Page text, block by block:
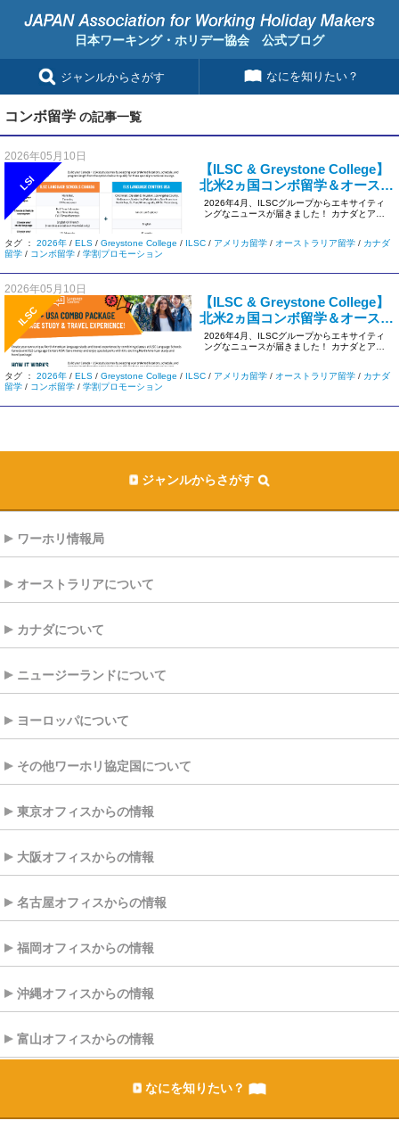
日本ワーキング・ホリデー協会 公式ブログ
ジャンルからさがす なにを知りたい？
コンボ留学 の記事一覧
2026年05月10日
LSI
【ILSC & Greystone College】
北米2ヵ国コンボ留学＆オースト
ラリア最新運用アップデート
2026年4月、ILSCグループからエキサイティ
ングなニュースが届きました！ カナダとアメ
タグ ： 2026年 / ELS / Greystone College / ILSC / アメリカ留学 / オーストラリア留学 / カナダ
留学 / コンボ留学 / 学割プロモーション
2026年05月10日
ILSC
【ILSC & Greystone College】
北米2ヵ国コンボ留学＆オースト
ラリア最新運用アップデート
2026年4月、ILSCグループからエキサイティ
ングなニュースが届きました！ カナダとアメ
タグ ： 2026年 / ELS / Greystone College / ILSC / アメリカ留学 / オーストラリア留学 / カナダ
留学 / コンボ留学 / 学割プロモーション
ジャンルからさがす
ワーホリ情報局
オーストラリアについて
カナダについて
ニュージーランドについて
ヨーロッパについて
その他ワーホリ協定国について
東京オフィスからの情報
大阪オフィスからの情報
名古屋オフィスからの情報
福岡オフィスからの情報
沖縄オフィスからの情報
富山オフィスからの情報
なにを知りたい？